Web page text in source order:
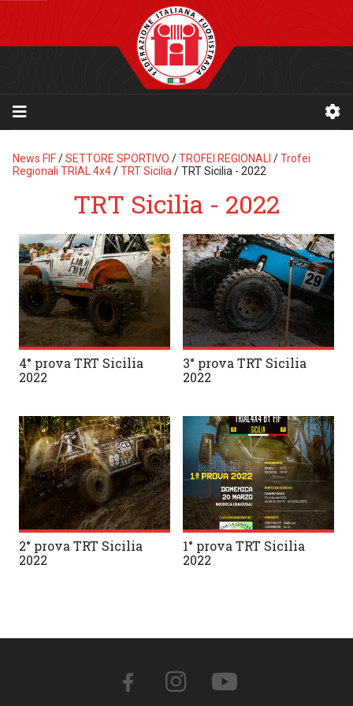
News FIF/SETTORE SPORTIVO /TROFEI REGIONALI /Trofei
Regionali TRIAL 4x4/TRT Sicilia /TRT Sicilia - 2022
TRT Sicilia - 2022
4° prova TRT Sicilia
2022
3° prova TRT Sicilia
2022
2° prova TRT Sicilia
2022
1° prova TRT Sicilia
2022